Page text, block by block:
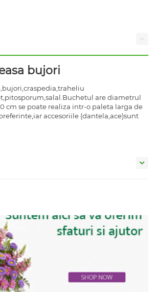
bujori
are diametrul
cm se poate realiza intr-o paleta larga de
accesoriile (dantela,ace)sunt